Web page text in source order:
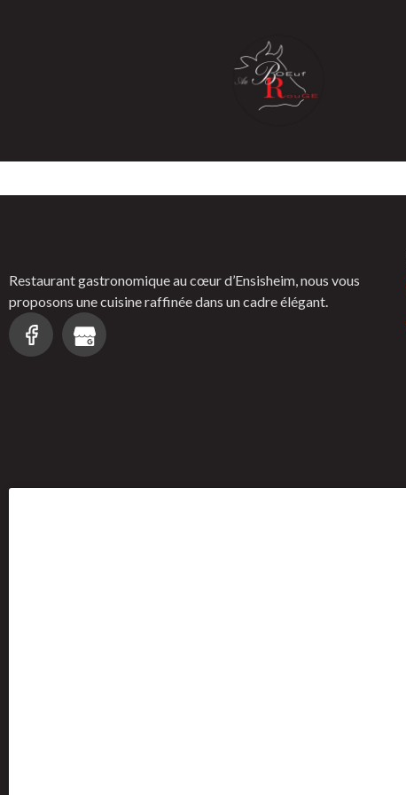
Restaurant gastronomique au cœur d’Ensisheim, nous vous
proposons une cuisine raffinée dans un cadre élégant.